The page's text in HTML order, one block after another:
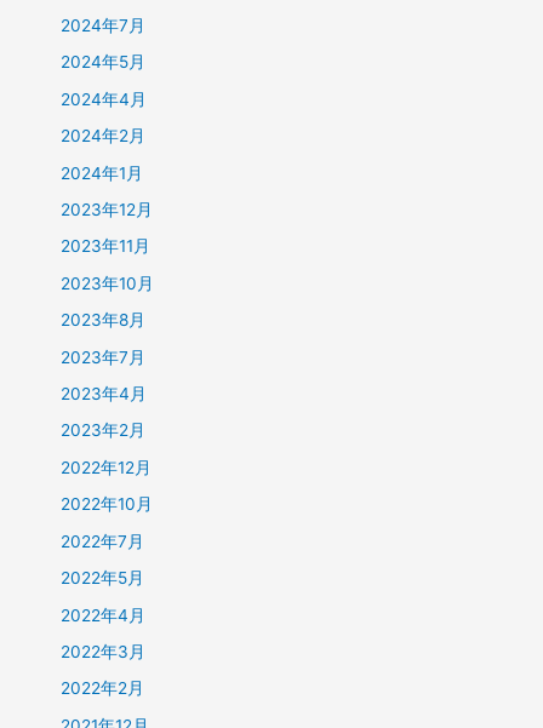
2024年7月
2024年5月
2024年4月
2024年2月
2024年1月
2023年12月
2023年11月
2023年10月
2023年8月
2023年7月
2023年4月
2023年2月
2022年12月
2022年10月
2022年7月
2022年5月
2022年4月
2022年3月
2022年2月